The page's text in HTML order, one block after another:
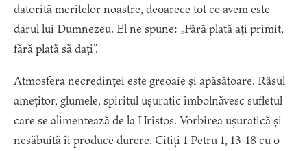
datorită meritelor noastre, deoarece tot ce avem este
darul lui Dumnezeu. El ne spune: „Fără plată ați primit,
fără plată să dați”.
Atmosfera necredinței este greoaie și apăsătoare. Râsul
amețitor, glumele, spiritul ușuratic îmbolnăvesc sufletul
care se alimentează de la Hristos. Vorbirea ușuratică și
nesăbuită îi produce durere. Citiți 1 Petru 1, 13-18 cu o